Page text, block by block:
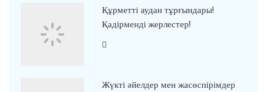
Құрметті аудан тұрғындары!
Қадірменді жерлестер!
Жүкті әйелдер мен жасөспірімдер